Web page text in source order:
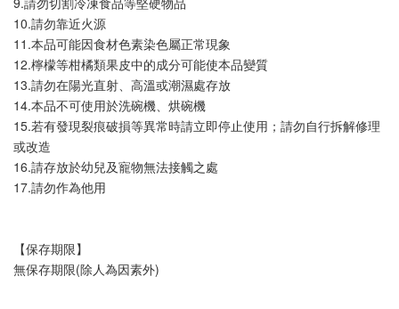
10.請勿靠近火源
11.本品可能因食材色素染色屬正常現象
12.檸檬等柑橘類果皮中的成分可能使本品變質
13.請勿在陽光直射、高溫或潮濕處存放
14.本品不可使用於洗碗機、烘碗機
15.若有發現裂痕破損等異常時請立即停止使用；請勿自行拆解修理
或改造
16.請存放於幼兒及寵物無法接觸之處
17.請勿作為他用
【保存期限】
無保存期限(除人為因素外)